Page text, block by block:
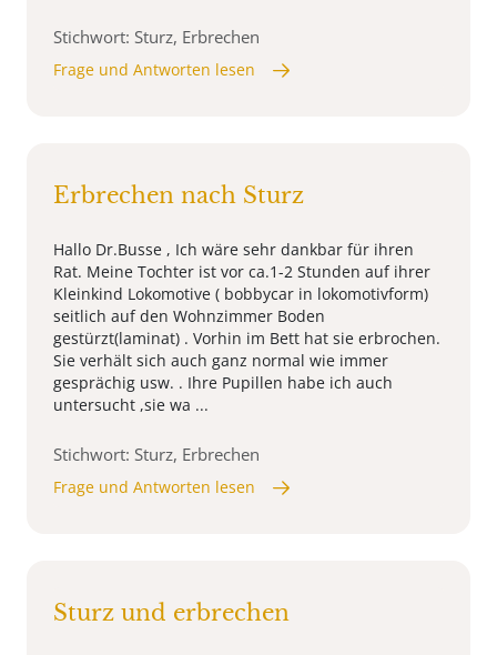
Stichwort: Sturz, Erbrechen
Frage und Antworten lesen
Erbrechen nach Sturz
Hallo Dr.Busse , Ich wäre sehr dankbar für ihren
Rat. Meine Tochter ist vor ca.1-2 Stunden auf ihrer
Kleinkind Lokomotive ( bobbycar in lokomotivform)
seitlich auf den Wohnzimmer Boden
gestürzt(laminat) . Vorhin im Bett hat sie erbrochen.
Sie verhält sich auch ganz normal wie immer
gesprächig usw. . Ihre Pupillen habe ich auch
untersucht ,sie wa ...
Stichwort: Sturz, Erbrechen
Frage und Antworten lesen
Sturz und erbrechen